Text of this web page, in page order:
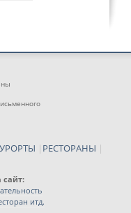
| РЕСТОРАНЫ |
сайт:
итд.